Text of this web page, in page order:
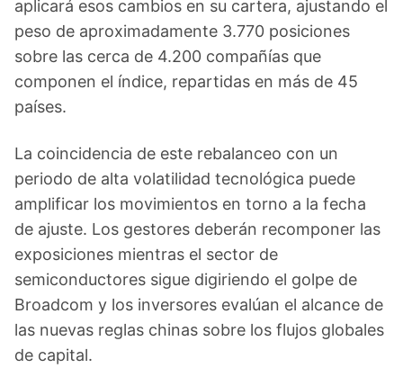
aplicará esos cambios en su cartera, ajustando el
peso de aproximadamente 3.770 posiciones
sobre las cerca de 4.200 compañías que
componen el índice, repartidas en más de 45
países.
La coincidencia de este rebalanceo con un
periodo de alta volatilidad tecnológica puede
amplificar los movimientos en torno a la fecha
de ajuste. Los gestores deberán recomponer las
exposiciones mientras el sector de
semiconductores sigue digiriendo el golpe de
Broadcom y los inversores evalúan el alcance de
las nuevas reglas chinas sobre los flujos globales
de capital.